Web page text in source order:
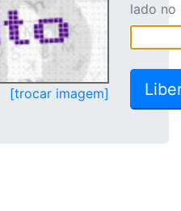
[trocar imagem]
lado no